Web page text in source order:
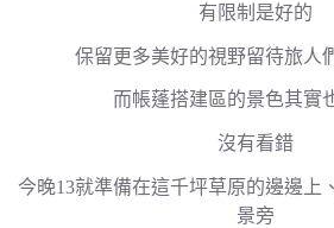
有限制是好的
保留更多美好的視野留待旅人
而帳蓬搭建區的景色其實
沒有看錯
今晚13就準備在這千坪草原的邊邊上
景旁